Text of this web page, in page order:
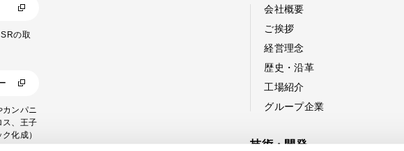
の取
ンパニ
ス、王子
化成）
会社概要
ご挨拶
経営理念
歴史・沿革
工場紹介
グループ企業
技術・開発